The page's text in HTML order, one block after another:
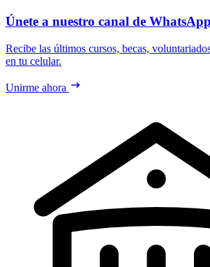
Únete a nuestro canal de WhatsApp
Recibe las últimos cursos, becas,
en tu celular.
Unirme ahora